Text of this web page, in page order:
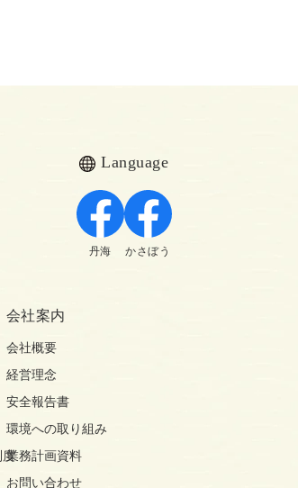
Language
丹海 かさぼう
度
会社案内
会社概要
経営理念
安全報告書
環境への取り組み
業務計画資料
お問い合わせ